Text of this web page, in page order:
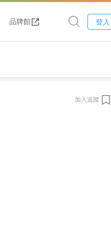
品牌館 登入
加入追蹤